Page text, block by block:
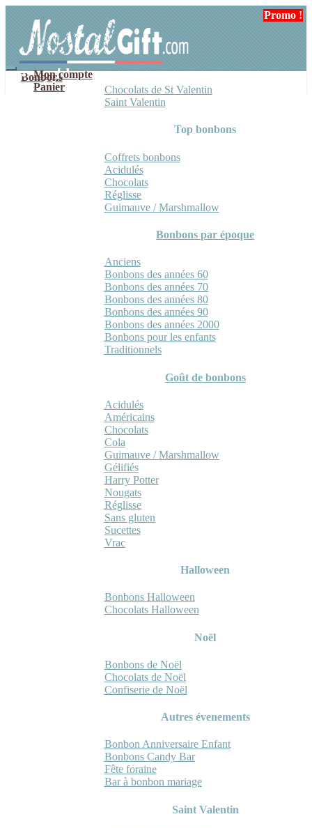
navigation
contenu
Mon compte
Panier
Bonbons
Chocolats de St Valentin
Saint Valentin
Top bonbons
Coffrets bonbons
Acidulés
Chocolats
Réglisse
Guimauve / Marshmallow
Bonbons par époque
Anciens
Bonbons des années 60
Bonbons des années 70
Bonbons des années 80
Bonbons des années 90
Bonbons des années 2000
Bonbons pour les enfants
Traditionnels
Goût de bonbons
Acidulés
Américains
Chocolats
Cola
Guimauve / Marshmallow
Gélifiés
Harry Potter
Nougats
Réglisse
Sans gluten
Sucettes
Vrac
Halloween
Bonbons Halloween
Chocolats Halloween
Noël
Bonbons de Noël
Chocolats de Noël
Confiserie de Noël
Autres évenements
Bonbon Anniversaire Enfant
Bonbons Candy Bar
Fête foraine
Bar à bonbon mariage
Saint Valentin
Promo !